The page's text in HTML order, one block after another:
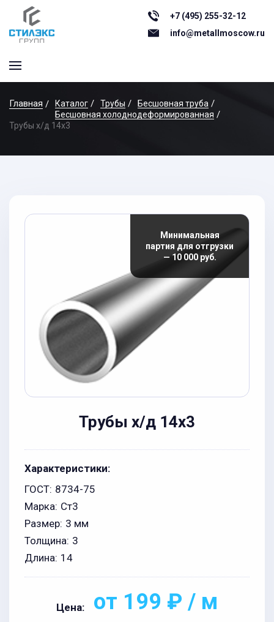
+7 (495) 255-32-12
info@metallmoscow.ru
Главная Каталог Трубы
Бесшовная труба
Бесшовная холоднодеформированная
Трубы х/д 14x3
Минимальная
партия для отгрузки
— 10 000 руб.
Трубы х/д 14x3
Характеристики:
ГОСТ: 8734-75
Марка: Ст3
Размер: 3 мм
Толщина: 3
Длина: 14
Цена: от 199 ₽ / м